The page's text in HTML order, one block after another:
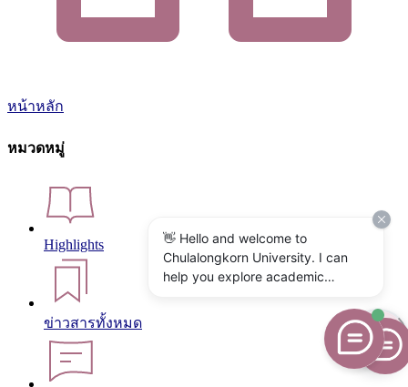
หน้าหลัก
หมวดหมู่
Highlights
ข่าวสารทั้งหมด
👋 Hello and welcome to
Chulalongkorn University. I can
help you explore academic